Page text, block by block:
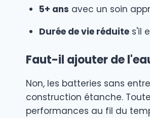
5+ ans avec un soin
Durée de vie réduites'il
Faut-il ajouter de
Non, les batteries sans
construction étanche.
performances au fil du